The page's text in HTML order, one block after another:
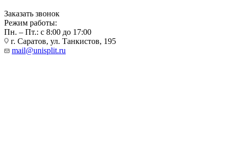
Заказать звонок
Режим работы:
Пн. – Пт.: с 8:00 до 17:00
г. Саратов, ул. Танкистов, 195
mail@unisplit.ru